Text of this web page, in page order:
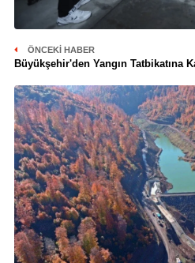
ÖNCEKI HABER
Büyükşehir'den Yangın Tatbikatına